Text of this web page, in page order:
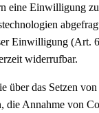
eine Einwilligung
Einwilligung (Art.
widerrufbar.
über das Setzen
Annahme von